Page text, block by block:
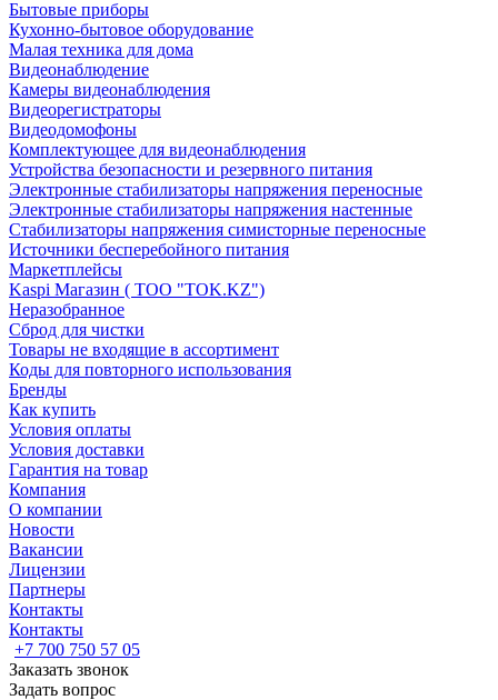
Бытовые приборы
Кухонно-бытовое оборудование
Малая техника для дома
Видеонаблюдение
Камеры видеонаблюдения
Видеорегистраторы
Видеодомофоны
Комплектующее для видеонаблюдения
Устройства безопасности и резервного питания
Электронные стабилизаторы напряжения переносные
Электронные стабилизаторы напряжения настенные
Стабилизаторы напряжения симисторные переносные
Источники бесперебойного питания
Маркетплейсы
Kaspi Магазин ( ТОО "TOK.KZ")
Неразобранное
Сброд для чистки
Товары не входящие в ассортимент
Коды для повторного использования
Бренды
Как купить
Условия оплаты
Условия доставки
Гарантия на товар
Компания
О компании
Новости
Вакансии
Лицензии
Партнеры
Контакты
Контакты
+7 700 750 57 05
Заказать звонок
Задать вопрос